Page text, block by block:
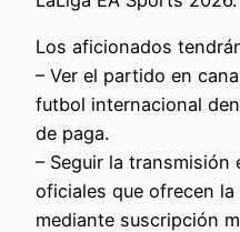
Los aficionados
– Ver el partido en
futbol internacional
de paga.
– Seguir la
oficiales que ofrecen
mediante suscripción